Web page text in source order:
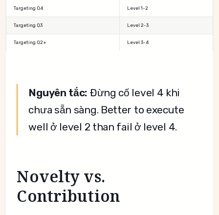
Targeting Q4 Level 1-2
Targeting Q3 Level 2-3
Targeting Q2+ Level 3-4
Nguyên tắc: Đừng cố level 4 khi
chưa sẵn sàng. Better to execute
well ở level 2 than fail ở level 4.
Novelty vs.
Contribution